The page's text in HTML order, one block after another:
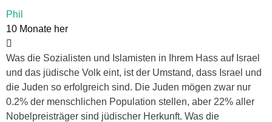
Phil
10 Monate her
Was die Sozialisten und Islamisten in Ihrem Hass auf Israel
und das jüdische Volk eint, ist der Umstand, dass Israel und
die Juden so erfolgreich sind. Die Juden mögen zwar nur
0.2% der menschlichen Population stellen, aber 22% aller
Nobelpreisträger sind jüdischer Herkunft. Was die